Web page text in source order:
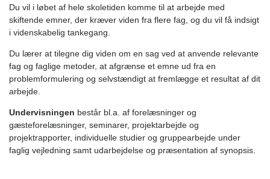
Du vil i løbet af hele skoletiden komme til at arbejde med
skiftende emner, der kræver viden fra flere fag, og du vil få indsigt
i videnskabelig tankegang.
Du lærer at tilegne dig viden om en sag ved at anvende relevante
fag og faglige metoder, at afgrænse et emne ud fra en
problemformulering og selvstændigt at fremlægge et resultat af dit
arbejde.
Undervisningen består bl.a. af forelæsninger og
gæsteforelæsninger, seminarer, projektarbejde og
projektrapporter, individuelle studier og gruppearbejde under
faglig vejledning samt udarbejdelse og præsentation af synopsis.